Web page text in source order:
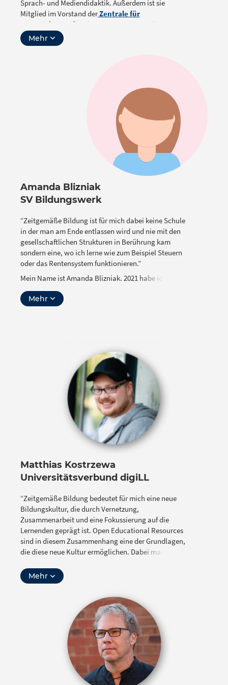
Sprach- und Mediendidaktik. Außerdem ist sie
Mitglied im Vorstand derZentrale für
Unterrichtsmedien im Internet e.V.
und leitet das
internationale Weiterbildungsprojekt
„Themenreihe: Deutsch digital
Mehr
Amanda Blizniak
SV Bildungswerk
“Zeitgemäße Bildung ist für mich dabei keine Schule
in der man am Ende entlassen wird und nie mit den
gesellschaftlichen Strukturen in Berührung kam
sondern eine, wo ich lerne wie zum Beispiel Steuern
oder das Rentensystem funktionieren.”
Mein Name ist Amanda Blizniak. 2021 habe ich mein
bin ich 2015 mit in meine Schüler*innenvertretung
wird. Seit 2019 bin ich im SV-Bildungswerk e.V. als
SV-Beraterin und versuche mit Seminaren
Jugendliche dazu zu ermutigen sich mit ihren
Rechten auseinanderzusetzen. Ab September 2021
werde ich ein Freiwilliges Ökologisches Jahr beim SV-
Bildungswerk e.V. machen.
Mehr
Matthias Kostrzewa
Universitätsverbund digiLL
“Zeitgemäße Bildung bedeutet für mich eine neue
Bildungskultur, die durch Vernetzung,
Zusammenarbeit und eine Fokussierung auf die
Lernenden geprägt ist. Open Educational Resources
sind in diesem Zusammenhang eine der Grundlagen,
die diese neue Kultur ermöglichen. Dabei machen sie
ermöglichen eine gemeinsame Gestaltung von
Lernprozessen zwischen Lernenden, Lehrenden und
Matthias Kostrzewa ist Digitalisierungsbeauftragter
für die Lehrerbildung an der Ruhr-Universität
Bochum. Er ist Mitgründer verschiedener OER-
Projekte, u.a. des Universitätsverbundes für digitales
Lehren und Lernen in der Lehrer/-innenbildung
(digiLL) sowie der Plattform OpenRUB. Zuvor
studierte er Mathematik und Erziehungswissenschaft
Mehr